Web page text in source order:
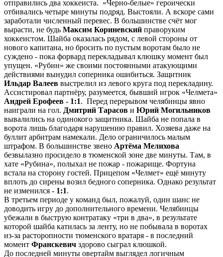
отправились два хоккеиста. «Черно-белые» героически
отбивались четыре минуты подряд. Выстояли. А вскоре сами
заработали численный перевес. В большинстве счёт мог
вырасти, не будь Максим Кориневский праворуким
хоккеистом. Шайба оказалась рядом, с левой стороны от
нового капитана, но бросить по пустым воротам было не
суждено - пока форвард перекладывал клюшку момент был
упущен. «Рубин» же своими постоянными атакующими
действиями вынудил соперника ошибиться. Защитник
Ильдар Валеев выстрелил из левого круга под перекладину.
Ассистировал партнёру, разумеется, бывший игрок «Челмета»
Андрей Ерофеев - 1:1. Перед перерывом челябинцы явно
наиграли на гол. Дмитрий Тарасов и Юрий Могильников
вывалились на одинокого защитника. Шайба не попала в
ворота лишь благодаря нарушению правил. Хозяева даже на
буллит арбитрам намекали. Дело ограничилось малым
штрафом. В большинстве звено Артёма Мелихова
безвылазно просидело в тюменской зоне две минуты. Там, в
хате «Рубина», полыхал не пожар - пожарище. Фортуна
встала на сторону гостей. Прицепом «Челмет» ещё минуту
вплоть до сирены возил бедного соперника. Однако результат
не изменился - 1:1.
В третьем периоде у команд был, пожалуй, один шанс не
доводить игру до дополнительного времени. Челябинцы
убежали в быструю контратаку «три в два», в результате
которой шайба катилась за ленту, но не побывала в воротах
из-за расторопности тюменского вратаря - в последний
момент Франскевич здорово сыграл клюшкой.
До последней минуты овертайм выглядел логичным